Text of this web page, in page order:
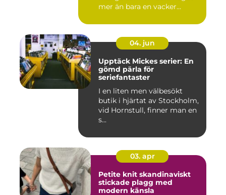
mer än bara en vacker...
04. jun
Upptäck Mickes serier: En
gömd pärla för
seriefantaster
I en liten men välbesökt
butik i hjärtat av Stockholm,
vid Hornstull, finner man en
s...
03. apr
Petite knit skandinaviskt
stickade plagg med
modern känsla